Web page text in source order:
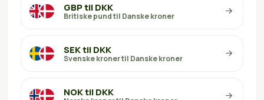
GBP til DKK
Britiske pund til Danske kroner
SEK til DKK
Svenske kroner til Danske kroner
NOK til DKK